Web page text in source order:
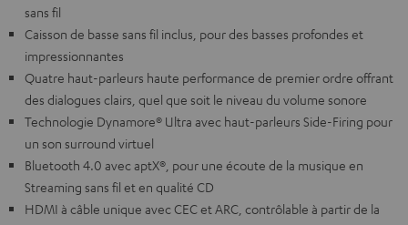
sans fil
Caisson de basse sans fil inclus, pour des basses profondes et
impressionnantes
Quatre haut-parleurs haute performance de premier ordre offrant
des dialogues clairs, quel que soit le niveau du volume sonore
Technologie Dynamore® Ultra avec haut-parleurs Side-Firing pour
un son surround virtuel
Bluetooth 4.0 avec aptX®, pour une écoute de la musique en
Streaming sans fil et en qualité CD
HDMI à câble unique avec CEC et ARC, contrôlable à partir de la